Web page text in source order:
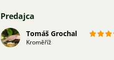
Predajca
Tomáš Grochal
Kroměříž